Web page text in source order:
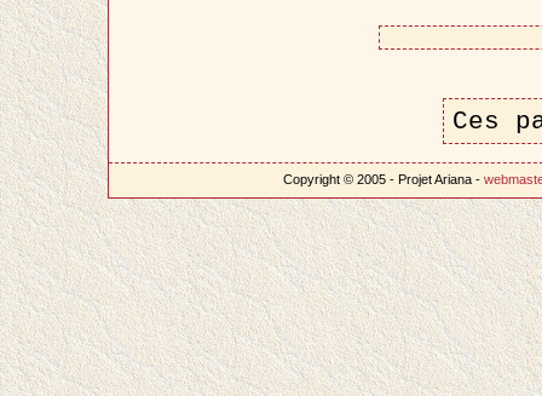
Ces
Copyright © 2005 - Projet Ariana -